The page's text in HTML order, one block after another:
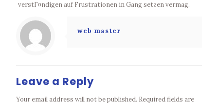
verstГ¤ndigen auf Frustrationen in Gang setzen vermag.
web master
Leave a Reply
Your email address will not be published. Required fields are